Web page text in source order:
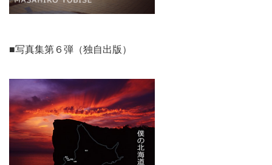
■写真集第６弾（独自出版）